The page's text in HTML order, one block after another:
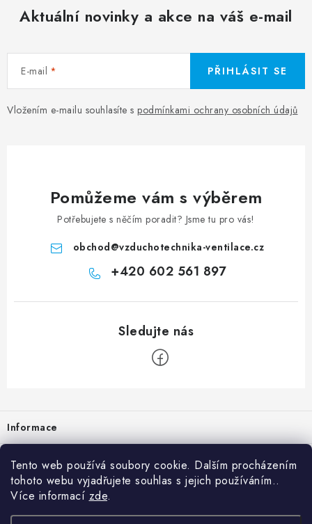
Tento web používá soubory cookie. Dalším procházením
tohoto webu vyjadřujete souhlas s jejich používáním..
Více informací zde.
Aktuální novinky a akce na váš e-mail
E-mail
Vložením e-mailu souhlasíte s podmínkami ochrany osobních údajů
PŘIHLÁSIT SE
Pomůžeme vám s výběrem
Potřebujete s něčím poradit? Jsme tu pro vás!
obchod@vzduchotechnika-ventilace.cz
+420 602 561 897
Informace
Prodejna
Rady a tipy